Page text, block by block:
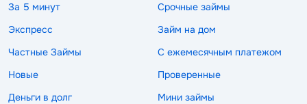
За 5 минут
Срочные займы
Экспресс
Займ на дом
Частные Займы
С ежемесячным платежом
Новые
Проверенные
Деньги в долг
Мини займы